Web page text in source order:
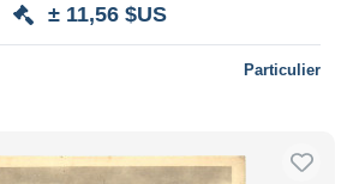
± 11,56 $US
Particulier